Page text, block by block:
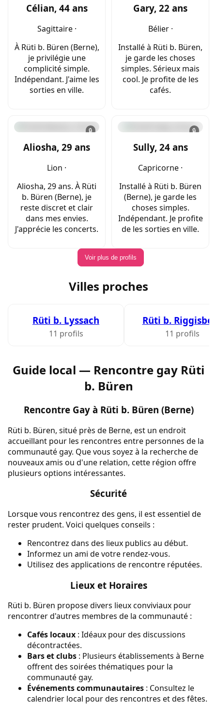
Célian, 44 ans
Sagittaire ·
À Rüti b. Büren (Berne),
je privilégie une
complicité simple.
Indépendant. J'aime les
sorties en ville.
Gary, 22 ans
Bélier ·
Installé à Rüti b. Büren,
je garde les choses
simples. Sérieux mais
cool. Je profite de les
cafés.
🔒
Aliosha, 29 ans
Lion ·
Aliosha, 29 ans. À Rüti
b. Büren (Berne), je
reste discret et clair
dans mes envies.
J'apprécie les concerts.
🔒
Sully, 24 ans
Capricorne ·
Installé à Rüti b. Büren
(Berne), je garde les
choses simples.
Indépendant. Je profite
de les sorties en ville.
Voir plus de profils
Villes proches
Rüti b. Lyssach
11 profils
Rüti b.
11 profils
Guide local — Rencontre gay Rüti
b. Büren
Rencontre Gay à Rüti b. Büren (Berne)
Rüti b. Büren, situé près de Berne, est un endroit
accueillant pour les rencontres entre personnes de la
communauté gay. Que vous soyez à la recherche de
nouveaux amis ou d'une relation, cette région offre
plusieurs options intéressantes.
Sécurité
Lorsque vous rencontrez des gens, il est essentiel de
rester prudent. Voici quelques conseils :
Rencontrez dans des lieux publics au début.
Informez un ami de votre rendez-vous.
Utilisez des applications de rencontre réputées.
Lieux et Horaires
Rüti b. Büren propose divers lieux conviviaux pour
rencontrer d'autres membres de la communauté :
Cafés locaux : Idéaux pour des discussions
décontractées.
Bars et clubs : Plusieurs établissements à Berne
offrent des soirées thématiques pour la
communauté gay.
Événements communautaires : Consultez le
calendrier local pour des rencontres et des fêtes.